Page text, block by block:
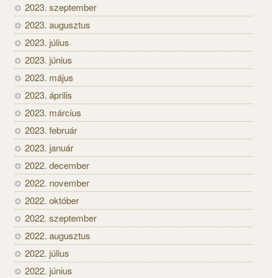
2023. szeptember
2023. augusztus
2023. július
2023. június
2023. május
2023. április
2023. március
2023. február
2023. január
2022. december
2022. november
2022. október
2022. szeptember
2022. augusztus
2022. július
2022. június